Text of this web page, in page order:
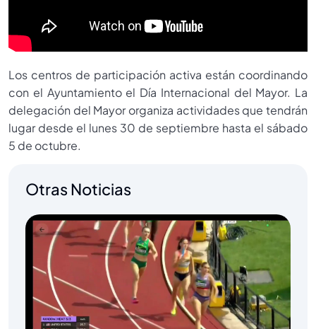
Los centros de participación activa están coordinando
con el Ayuntamiento el Día Internacional del Mayor. La
delegación del Mayor organiza actividades que tendrán
lugar desde el lunes 30 de septiembre hasta el sábado
5 de octubre.
Otras Noticias